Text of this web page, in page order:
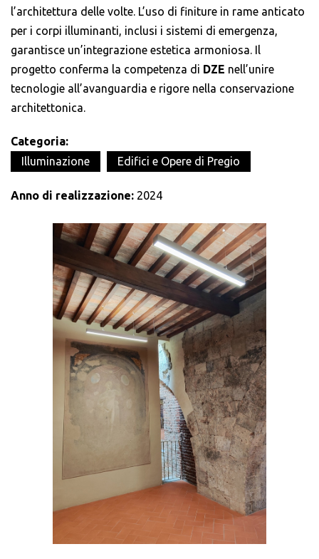
l’architettura delle volte. L’uso di finiture in rame anticato
per i corpi illuminanti, inclusi i sistemi di emergenza,
garantisce un’integrazione estetica armoniosa. Il
progetto conferma la competenza di DZE nell’unire
tecnologie all’avanguardia e rigore nella conservazione
architettonica.
Categoria:
Illuminazione
Edifici e Opere di Pregio
Anno di realizzazione: 2024